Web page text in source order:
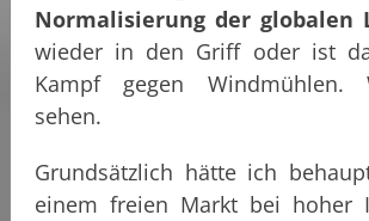
Normalisierung der globalen
wieder in den Griff oder ist
Kampf gegen Windmühlen.
sehen.
Grundsätzlich hätte ich
einem freien Markt bei hoher